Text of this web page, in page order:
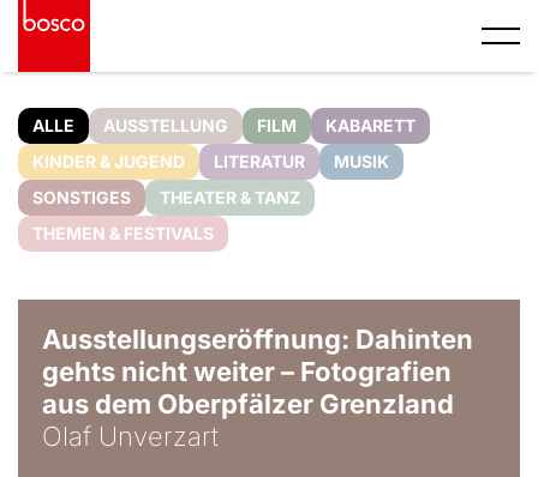
ALLE AUSSTELLUNG FILM
KABARETT
KINDER & JUGEND
LITERATUR
MUSIK
SONSTIGES
THEATER & TANZ
THEMEN & FESTIVALS
Ausstellungseröffnung: Dahinten
gehts nicht weiter – Fotografien
aus dem Oberpfälzer Grenzland
Olaf Unverzart